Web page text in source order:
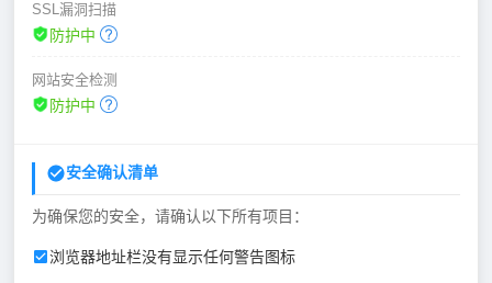
SSL漏洞扫描
防护中
网站安全检测
防护中
安全确认清单
为确保您的安全，请确认以下所有项目：
浏览器地址栏没有显示任何警告图标